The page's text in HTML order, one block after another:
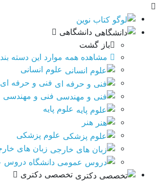
دانشگاهی
باز گشت
مشاهده همه موارد این دسته بندی
علوم انسانی
فنی و حرفه ای
فنی و مهندسی
علوم پایه
هنر
علوم پزشکی
زبان های
دروس
تخصصی دکتری